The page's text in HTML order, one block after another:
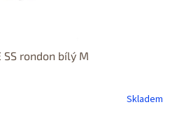
SS rondon bílý M
Skladem